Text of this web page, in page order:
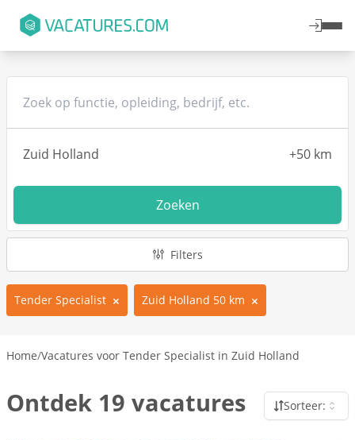
Zoeken
Filters
Tender Specialist Zuid Holland 50 km
Home/Vacatures voor Tender Specialist in Zuid Holland
Ontdek 19 vacatures Sorteer: